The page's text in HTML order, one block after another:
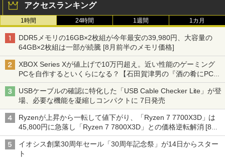
アクセスランキング
1時間 24時間 1週間 1カ月
DDR5メモリの16GB×2枚組が今年最安の39,980円、大容量の
64GB×2枚組は一部が続騰 [8月前半のメモリ価格]
XBOX Series Xが値上げで10万円超え。近い性能のゲーミング
PCを自作するといくらになる？【石田賀津男の『酒の肴にPCゲ
ーム』】
USBケーブルの確認に特化した「USB Cable Checker Lite」が登
場、必要な機能を凝縮しコンパクトに 7日発売
Ryzenが上昇から一転して値下がり、「Ryzen 7 7700X3D」は
45,800円に急落し「Ryzen 7 7800X3D」との価格逆転解消 [8月
前半のCPU価格]
イオシス創業30周年セール「30周年記念祭」が14日からスター
ト